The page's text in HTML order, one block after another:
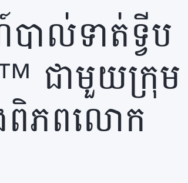
Y04
ាល់ទាត់ទ្វីប
ជាមួយក្រុម
ពិភពលោក